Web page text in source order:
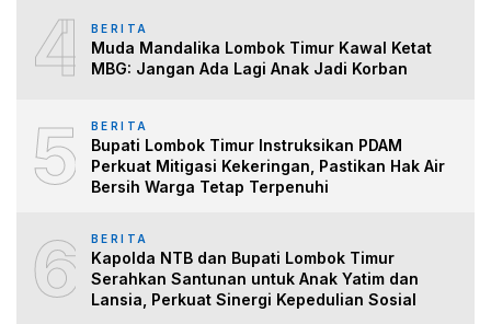
4 BERITA
Muda Mandalika Lombok Timur Kawal Ketat
MBG: Jangan Ada Lagi Anak Jadi Korban
5 BERITA
Bupati Lombok Timur Instruksikan PDAM
Perkuat Mitigasi Kekeringan, Pastikan Hak Air
Bersih Warga Tetap Terpenuhi
6 BERITA
Kapolda NTB dan Bupati Lombok Timur
Serahkan Santunan untuk Anak Yatim dan
Lansia, Perkuat Sinergi Kepedulian Sosial